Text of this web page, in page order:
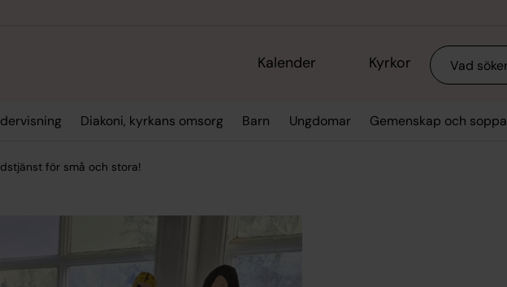
Kalender Kyrkor Sök
Diakoni, kyrkans omsorg Barn Ungdomar Gemenskap och soppa
för små och stora!